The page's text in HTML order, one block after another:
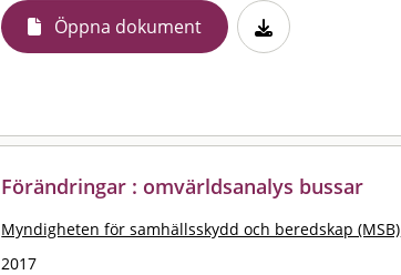
Öppna dokument
Förändringar : omvärldsanalys bussar
Myndigheten för samhällsskydd och beredskap (MSB)
2017